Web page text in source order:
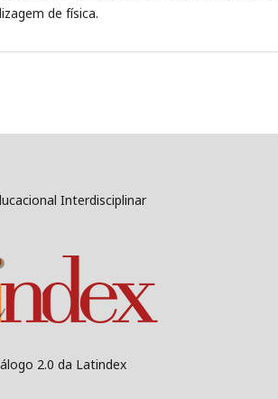
de física.
Interdisciplinar
2.0 da Latindex